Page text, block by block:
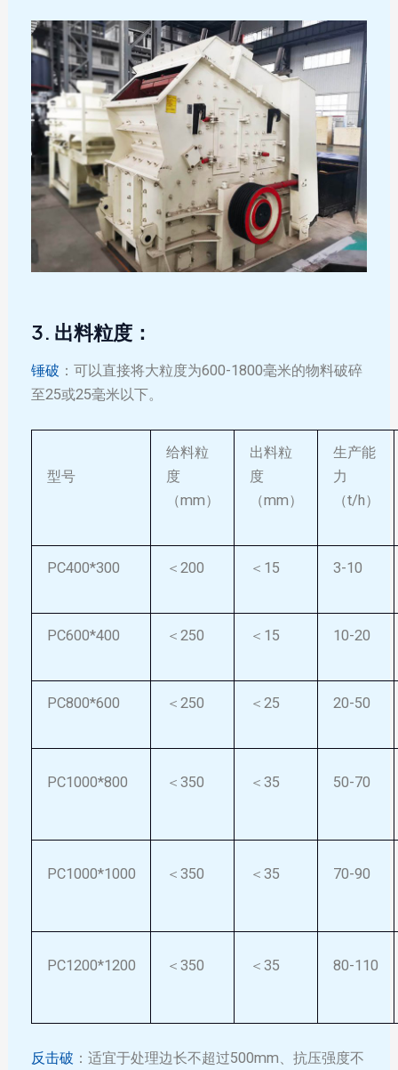
3. 出料粒度：
锤破 ：可以直接将大粒度为600-1800毫米的物料破碎
至25或25毫米以下。
型号
给料粒
度
（mm）
出料粒
度
（mm）
生产能
力
（t/h）
PC400*300 ＜200 ＜15 3-10
PC600*400 ＜250 ＜15 10-20
PC800*600 ＜250 ＜25 20-50
PC1000*800 ＜350 ＜35 50-70
PC1000*1000 ＜350 ＜35 70-90
PC1200*1200 ＜350 ＜35 80-110
反击破 ：适宜于处理边长不超过500mm、抗压强度不